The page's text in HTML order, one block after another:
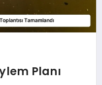
Planı